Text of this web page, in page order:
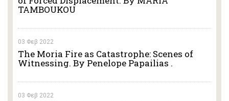
TAMBOUKOU
03 Φεβ 2022
The Moria Fire as Catastrophe: Scenes of
Witnessing. By Penelope Papailias .
03 Φεβ 2022